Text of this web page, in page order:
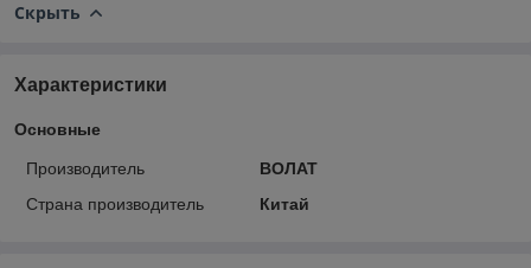
Скрыть
Характеристики
Основные
Производитель
ВОЛАТ
Страна производитель
Китай